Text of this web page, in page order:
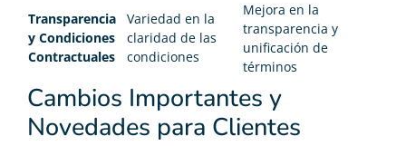
Transparencia
y Condiciones
Contractuales
Variedad en la
claridad de las
condiciones
Mejora en la
transparencia y
unificación de
términos
Cambios Importantes y
Novedades para Clientes